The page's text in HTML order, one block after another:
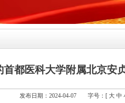
首都医科大学附属北京安
发布日期：2024-04-07 字号：[ 大 中